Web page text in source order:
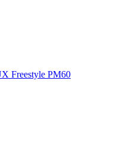
Freestyle PM60